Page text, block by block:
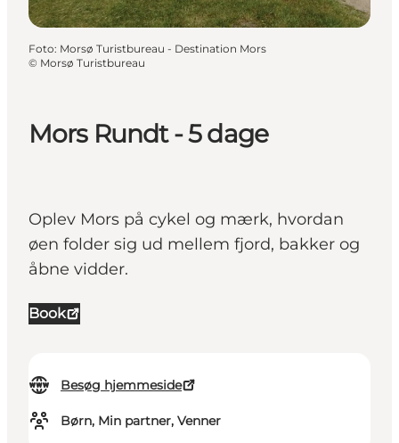
Mors Rundt - 5 dage
Oplev Mors på cykel og mærk, hvordan
øen folder sig ud mellem fjord, bakker og
åbne vidder.
Book
Besøg hjemmeside
Børn, Min partner, Venner
Foto: Morsø Turistbureau - Destination Mors
© Morsø Turistbureau